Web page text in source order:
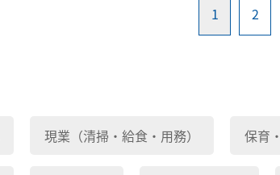
1 2
現業（清掃・給食・用務） 保育